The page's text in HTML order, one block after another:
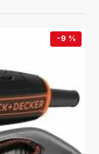
-9 %